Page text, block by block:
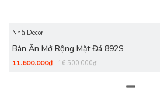
Nhà Decor
Bàn Ăn Mở Rộng Mặt Đá 892S
11.600.000₫ 16.500.000₫